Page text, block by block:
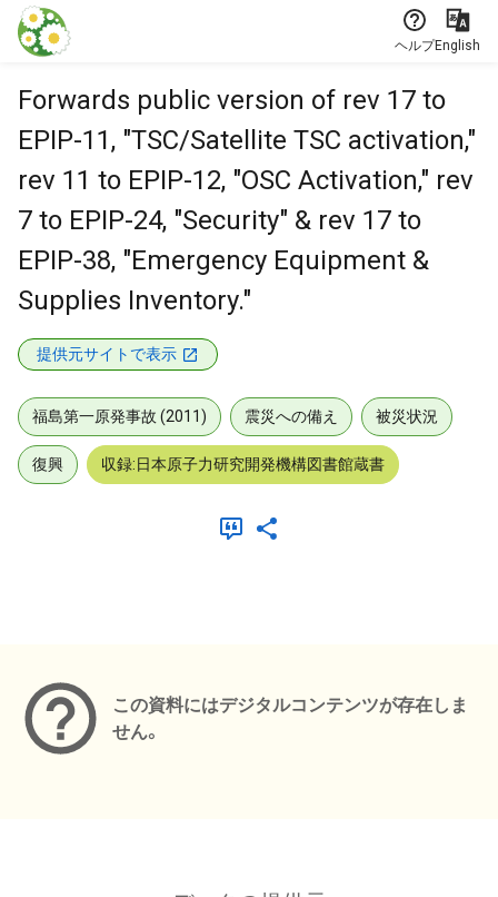
本文に飛ぶ
ヘルプEnglish
Forwards public version of rev 17 to
EPIP-11, "TSC/Satellite TSC activation,"
rev 11 to EPIP-12, "OSC Activation," rev
7 to EPIP-24, "Security" & rev 17 to
EPIP-38, "Emergency Equipment &
Supplies Inventory."
提供元サイトで表示
福島第一原発事故 (2011) 震災への備え 被災状況
復興 収録:日本原子力研究開発機構図書館蔵書
この資料にはデジタルコンテンツが存在しま
せん。